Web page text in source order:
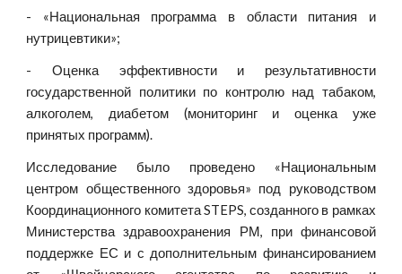
- «Национальная программа в области питания и
нутрицевтики»;
- Оценка эффективности и результативности
государственной политики по контролю над табаком,
алкоголем, диабетом (мониторинг и оценка уже
принятых программ).
Исследование было проведено «Национальным
центром общественного здоровья» под руководством
Координационного комитета STEPS, созданного в рамках
Министерства здравоохранения РМ, при финансовой
поддержке ЕС и с дополнительным финансированием